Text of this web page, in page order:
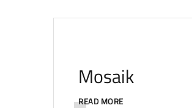
Mosaik
READ MORE